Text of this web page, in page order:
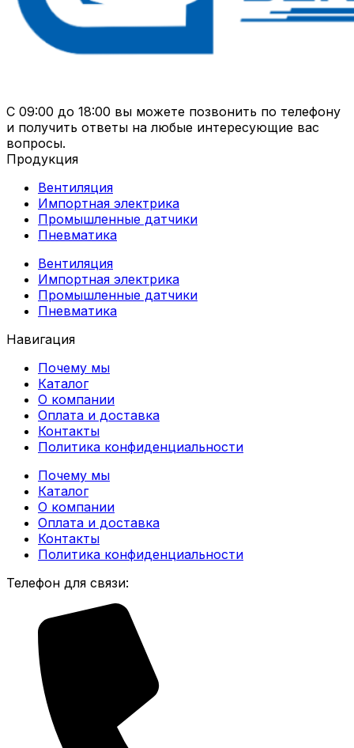
С 09:00 до 18:00 вы можете позвонить по телефону
и получить ответы на любые интересующие вас
вопросы.
Продукция
Вентиляция
Импортная электрика
Промышленные датчики
Пневматика
Вентиляция
Импортная электрика
Промышленные датчики
Пневматика
Навигация
Почему мы
Каталог
О компании
Оплата и доставка
Контакты
Политика конфиденциальности
Почему мы
Каталог
О компании
Оплата и доставка
Контакты
Политика конфиденциальности
Телефон для связи: